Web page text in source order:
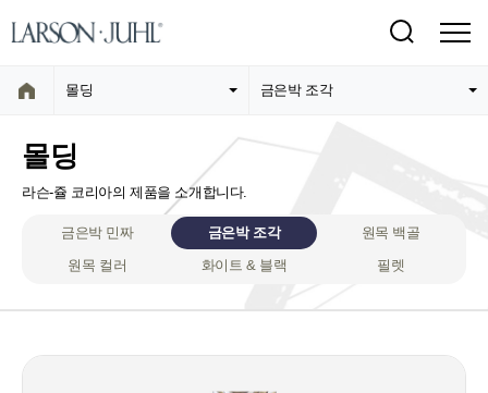
몰딩 금은박 조각
몰딩
라슨-쥴 코리아의 제품을 소개합니다.
금은박 민짜 금은박 조각
원목 백골
원목 컬러
화이트 & 블랙 필렛